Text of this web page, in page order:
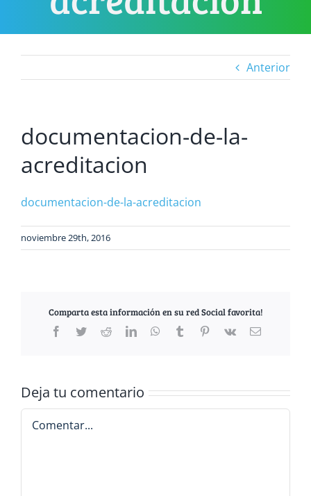
Anterior
documentacion-de-la-
acreditacion
documentacion-de-la-acreditacion
noviembre 29th, 2016
Comparta esta información en su red Social favorita!
Facebook
TwitterRedditLinkedInWhatsApp
TumblrPinterest
Vk
Correo
Deja tu comentario
Comentar